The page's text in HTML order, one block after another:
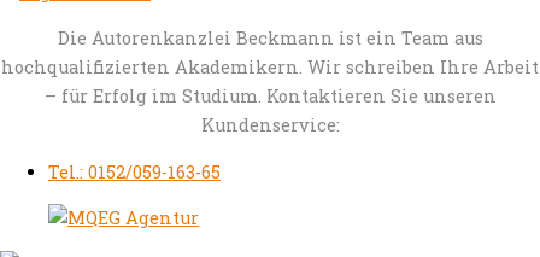
Die Autorenkanzlei Beckmann ist ein Team aus
hochqualifizierten Akademikern. Wir schreiben Ihre Arbeit
– für Erfolg im Studium. Kontaktieren Sie unseren
Kundenservice:
Tel.: 0152/059-163-65